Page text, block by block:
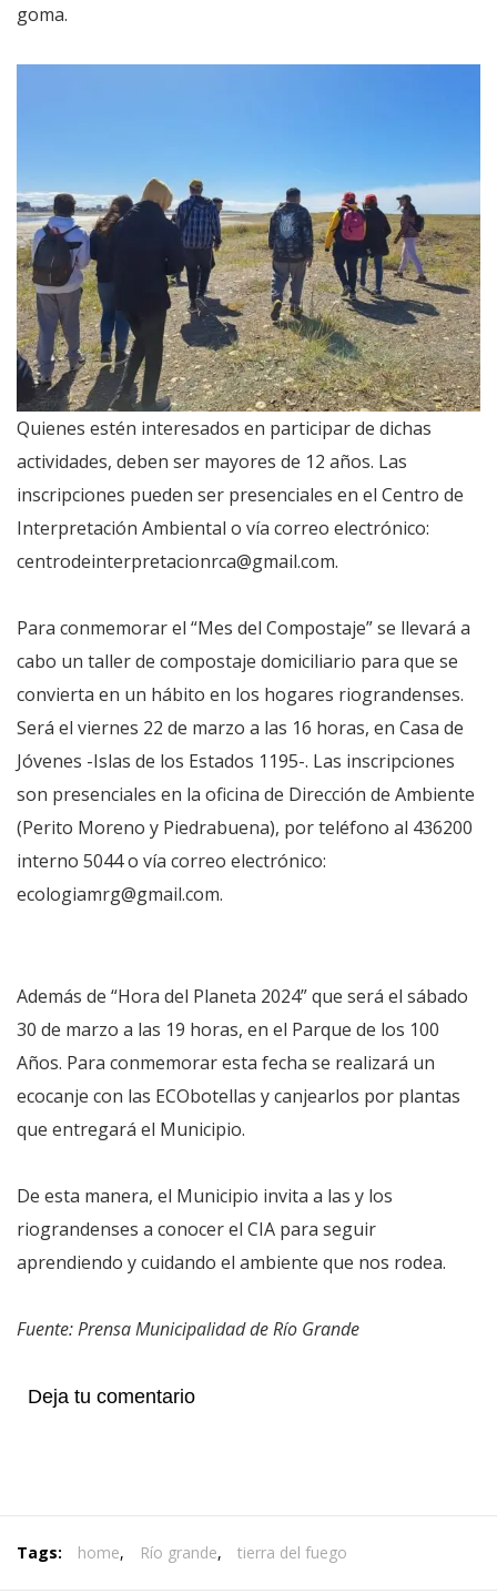
goma.
Quienes estén interesados en participar de dichas
actividades, deben ser mayores de 12 años. Las
inscripciones pueden ser presenciales en el Centro de
Interpretación Ambiental o vía correo electrónico:
centrodeinterpretacionrca@gmail.com.
Para conmemorar el “Mes del Compostaje” se llevará a
cabo un taller de compostaje domiciliario para que se
convierta en un hábito en los hogares riograndenses.
Será el viernes 22 de marzo a las 16 horas, en Casa de
Jóvenes -Islas de los Estados 1195-. Las inscripciones
son presenciales en la oficina de Dirección de Ambiente
(Perito Moreno y Piedrabuena), por teléfono al 436200
interno 5044 o vía correo electrónico:
ecologiamrg@gmail.com.
Además de “Hora del Planeta 2024” que será el sábado
30 de marzo a las 19 horas, en el Parque de los 100
Años. Para conmemorar esta fecha se realizará un
ecocanje con las ECObotellas y canjearlos por plantas
que entregará el Municipio.
De esta manera, el Municipio invita a las y los
riograndenses a conocer el CIA para seguir
aprendiendo y cuidando el ambiente que nos rodea.
Fuente: Prensa Municipalidad de Río Grande
Deja tu comentario
Tags: home, Río grande, tierra del fuego